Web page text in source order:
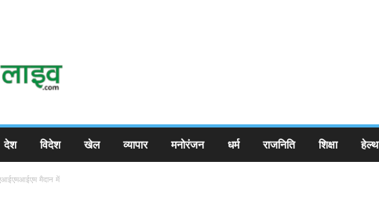
देश विदेश खेल व्यापार मनोरंजन धर्म राजनिति शिक्षा हेल्थ
एआईएमआईएम मैदान में